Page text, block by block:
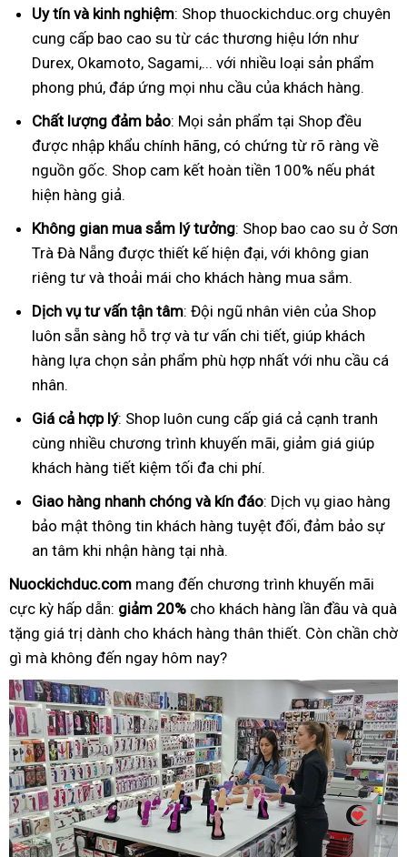
Uy tín và kinh nghiệm: Shop thuockichduc.org chuyên
cung cấp bao cao su từ các thương hiệu lớn như
Durex, Okamoto, Sagami,... với nhiều loại sản phẩm
phong phú, đáp ứng mọi nhu cầu của khách hàng.
Chất lượng đảm bảo: Mọi sản phẩm tại Shop đều
được nhập khẩu chính hãng, có chứng từ rõ ràng về
nguồn gốc. Shop cam kết hoàn tiền 100% nếu phát
hiện hàng giả.
Không gian mua sắm lý tưởng: Shop bao cao su ở Sơn
Trà Đà Nẵng được thiết kế hiện đại, với không gian
riêng tư và thoải mái cho khách hàng mua sắm.
Dịch vụ tư vấn tận tâm: Đội ngũ nhân viên của Shop
luôn sẵn sàng hỗ trợ và tư vấn chi tiết, giúp khách
hàng lựa chọn sản phẩm phù hợp nhất với nhu cầu cá
nhân.
Giá cả hợp lý: Shop luôn cung cấp giá cả cạnh tranh
cùng nhiều chương trình khuyến mãi, giảm giá giúp
khách hàng tiết kiệm tối đa chi phí.
Giao hàng nhanh chóng và kín đáo: Dịch vụ giao hàng
bảo mật thông tin khách hàng tuyệt đối, đảm bảo sự
an tâm khi nhận hàng tại nhà.
Nuockichduc.com mang đến chương trình khuyến mãi
cực kỳ hấp dẫn: giảm 20% cho khách hàng lần đầu và quà
tặng giá trị dành cho khách hàng thân thiết. Còn chần chờ
gì mà không đến ngay hôm nay?